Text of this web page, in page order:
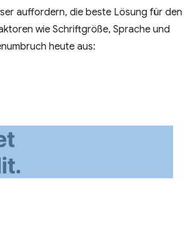
auffordern, die beste Lösung für den
wie Schriftgröße, Sprache und
heute aus: